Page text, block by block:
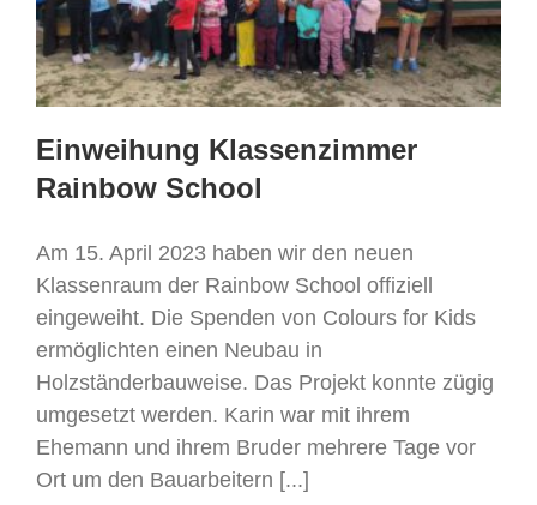
Einweihung Klassenzimmer
Rainbow School
Am 15. April 2023 haben wir den neuen
Klassenraum der Rainbow School offiziell
eingeweiht. Die Spenden von Colours for Kids
ermöglichten einen Neubau in
Holzständerbauweise. Das Projekt konnte zügig
umgesetzt werden. Karin war mit ihrem
Ehemann und ihrem Bruder mehrere Tage vor
Ort um den Bauarbeitern [...]